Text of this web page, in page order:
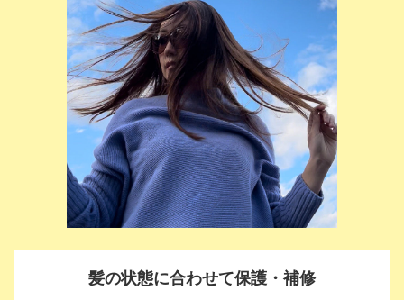
髪の状態に合わせて保護・補修